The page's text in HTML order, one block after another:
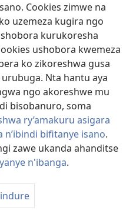
Cookies zimwe na
uzemeza kugira ngo
kurukoresha
ushobora kwemeza
ko zikoreshwa gusa
Nta hantu aya
ngo akoreshwe mu
bisobanuro, soma
ry’amakuru asigara
bifitanye isano.
zawe ukanda ahanditse
n'ibanga.
Watchtower
and Tract Society of Pennsylvania.
|IBIJYANYE N'IBANGA
N'IBANGA